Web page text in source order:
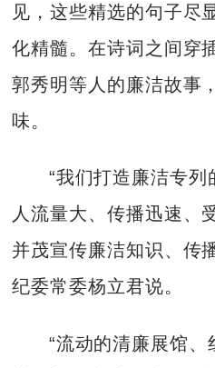
见，这些精选的句子尽
化精髓。在诗词之间穿
郭秀明等人的廉洁故事
味。
“我们打造廉洁专
人流量大、传播迅速、
并茂宣传廉洁知识、传
纪委常委杨立君说。
“流动的清廉展馆